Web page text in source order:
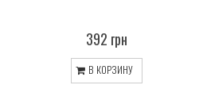
392 грн
В КОРЗИНУ